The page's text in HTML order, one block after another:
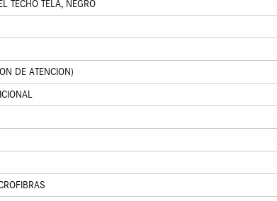
TECHO TELA, NEGRO
DE ATENCION)